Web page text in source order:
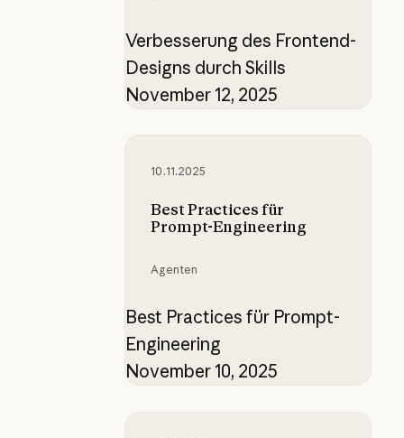
Verbesserung des Frontend-
Designs durch Skills
November 12, 2025
10.11.2025
Best Practices für
Prompt-Engineering
Agenten
Best Practices für Prompt-
Engineering
November 10, 2025
Best Practices für Prompt-
Einführung in das agentische